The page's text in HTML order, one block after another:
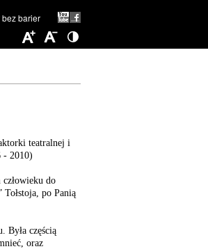
bez barier
teatralnej i
- 2010)
do
po Panią
Była częścią
oraz